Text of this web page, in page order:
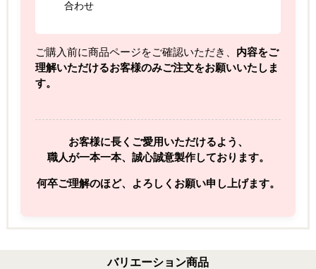
合わせ
ご購入前に商品ページをご確認いただき、 内容をご
理解いただけるお客様のみご注文をお願いいたしま
す。
お客様に長くご愛用いただけるよう、
職人が一本一本、誠心誠意製作しております。
何卒ご理解のほど、よろしくお願い申し上げます。
バリエーション商品